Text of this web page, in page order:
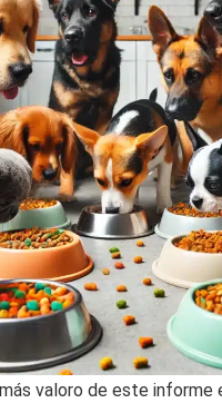
valoro de este informe